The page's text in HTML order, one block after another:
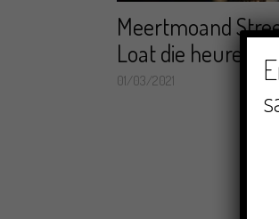
Meertmoand
Loat die heuren,
01/03/2021